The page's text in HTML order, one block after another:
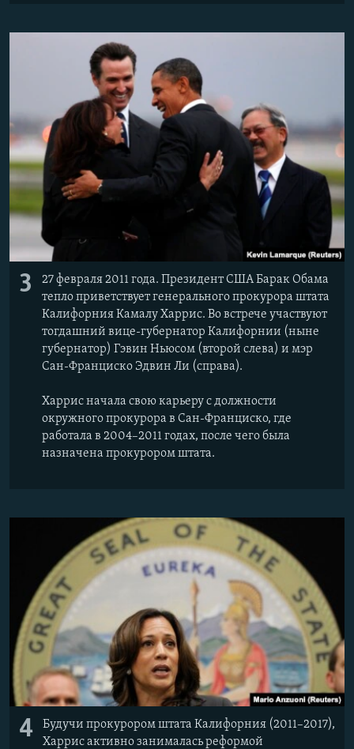
3
27 февраля 2011 года. Президент США Барак Обама
тепло приветствует генерального прокурора штата
Калифорния Камалу Харрис. Во встрече участвуют
тогдашний вице-губернатор Калифорнии (ныне
губернатор) Гэвин Ньюсом (второй слева) и мэр
Сан-Франциско Эдвин Ли (справа).
Харрис начала свою карьеру с должности
окружного прокурора в Сан-Франциско, где
работала в 2004–2011 годах, после чего была
назначена прокурором штата.
4
Будучи прокурором штата Калифорния (2011–2017),
Харрис активно занималась реформой